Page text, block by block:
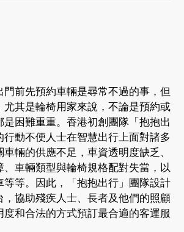
前先預約車輛是尋常不過的事，但
其是輪椅用家來說，不論是預約或
困難重重。香港初創團隊「抱抱出
動不便人士在智慧出行上面對諸多
輛的供應不足，車資透明度缺乏、
車輛類型與輪椅規格配對失當，以
等等。因此，「抱抱出行」團隊設計
協助殘疾人士、長者及他們的照顧
和合法的方式預訂最合適的客運服